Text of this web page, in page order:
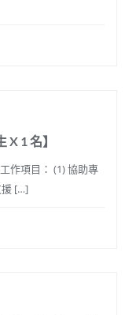
X 1 名】
作項目： (1) 協助專
援 […]